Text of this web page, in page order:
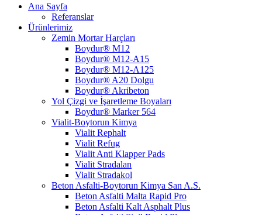
Ana Sayfa
Referanslar
Ürünlerimiz
Zemin Mortar Harçları
Boydur® M12
Boydur® M12-A15
Boydur® M12-A125
Boydur® A20 Dolgu
Boydur® Akribeton
Yol Çizgi ve İşaretleme Boyaları
Boydur® Marker 564
Vialit-Boytorun Kimya
Vialit Rephalt
Vialit Refug
Vialit Anti Klapper Pads
Vialit Stradalan
Vialit Stradakol
Beton Asfalti-Boytorun Kimya San A.S.
Beton Asfalti Malta Rapid Pro
Beton Asfalti Kalt Asphalt Plus